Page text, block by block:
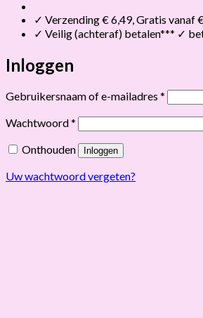
✓ Verzending € 6,49, Gratis vanaf
✓ Veilig (achteraf) betalen*** ✓
Inloggen
Gebruikersnaam of e-mailadres * Vereist
Wachtwoord* Vereist
Onthouden Inloggen
Uw wachtwoord vergeten?